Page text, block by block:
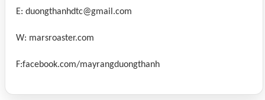
E: duongthanhdtc@gmail.com
W: marsroaster.com
F:facebook.com/mayrangduongthanh